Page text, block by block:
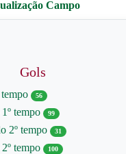
Gols
56
tempo 99
2º tempo 31
tempo 100